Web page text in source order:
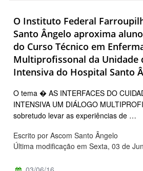
O Instituto Federal
Santo Ângelo aproxima
do Curso Técnico em
Multiprofissonal da Unidade
Intensiva do Hospital Santo
O tema � AS INTERFACES DO
INTENSIVA UM DIÁLOGO
sobretudo levar as experiências de …
Escrito por Ascom Santo Ângelo
Última modificação em Sexta, 03 de